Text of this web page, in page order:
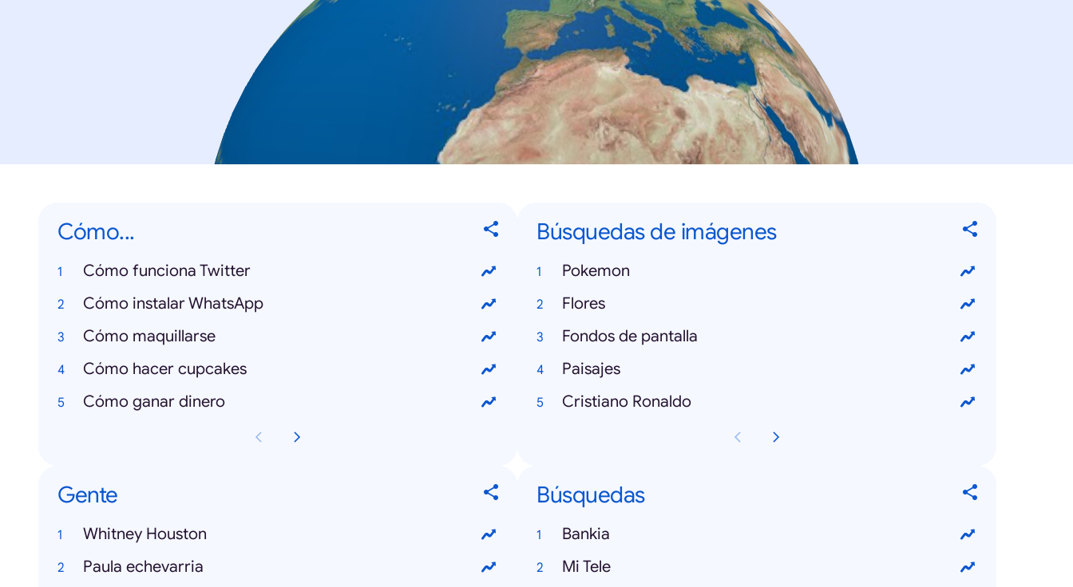
Cómo...
Cómo funciona Twitter
Cómo instalar WhatsApp
Cómo maquillarse
Cómo hacer cupcakes
Cómo ganar dinero
Búsquedas de imágenes
Pokemon
Flores
Fondos de pantalla
Paisajes
Cristiano Ronaldo
Gente
Whitney Houston
Paula echevarria
Búsquedas
Bankia
Mi Tele